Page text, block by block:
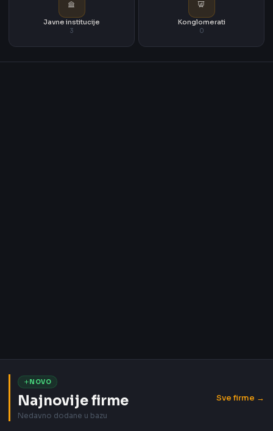
Javne institucije
3
Konglomerati
0
NOVO
Najnovije firme
Nedavno dodane u bazu
Sve firme →